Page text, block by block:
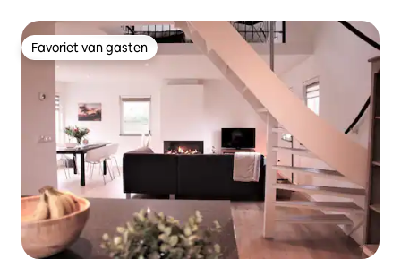
Favoriet van gasten
Favoriet van gasten